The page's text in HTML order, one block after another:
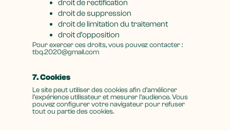
droit de rectification
droit de suppression
droit de limitation du traitement
droit d’opposition
Pour exercer ces droits, vous pouvez contacter :
tbq.2020@gmail.com
7. Cookies
Le site peut utiliser des cookies afin d’améliorer
l’expérience utilisateur et mesurer l’audience. Vous
pouvez configurer votre navigateur pour refuser
tout ou partie des cookies.